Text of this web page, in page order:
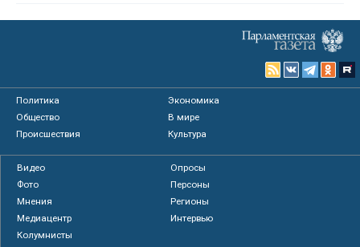
Политика
Экономика
Общество
В мире
Происшествия
Культура
Видео
Опросы
Фото
Персоны
Мнения
Регионы
Медиацентр
Интервью
Колумнисты